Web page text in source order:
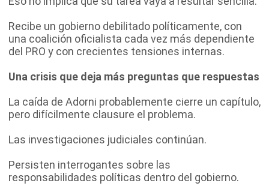
Recibe un gobierno debilitado políticamente, con
una coalición oficialista cada vez más dependiente
del PRO y con crecientes tensiones internas.
Una crisis que deja más preguntas que respuestas
La caída de Adorni probablemente cierre un capítulo,
pero difícilmente clausure el problema.
Las investigaciones judiciales continúan.
Persisten interrogantes sobre las
responsabilidades políticas dentro del gobierno.